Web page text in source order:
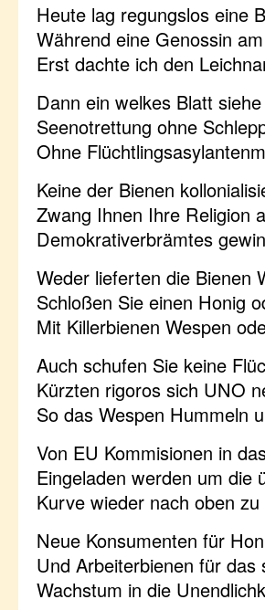
Heute lag regungslos eine
Während eine Genossin
Erst dachte ich den
Dann ein welkes Blatt
Seenotrettung ohne
Ohne
Keine der Bienen
Zwang Ihnen Ihre Religion
Demokrativerbrämtes
Weder lieferten die Bienen
Schloßen Sie einen Honig
Mit Killerbienen Wespen
Auch schufen Sie keine
Kürzten rigoros sich UNO
So das Wespen Hummeln
Von EU Kommisionen in
Eingeladen werden um die
Kurve wieder nach oben
Neue Konsumenten für
Und Arbeiterbienen für das
Wachstum in die